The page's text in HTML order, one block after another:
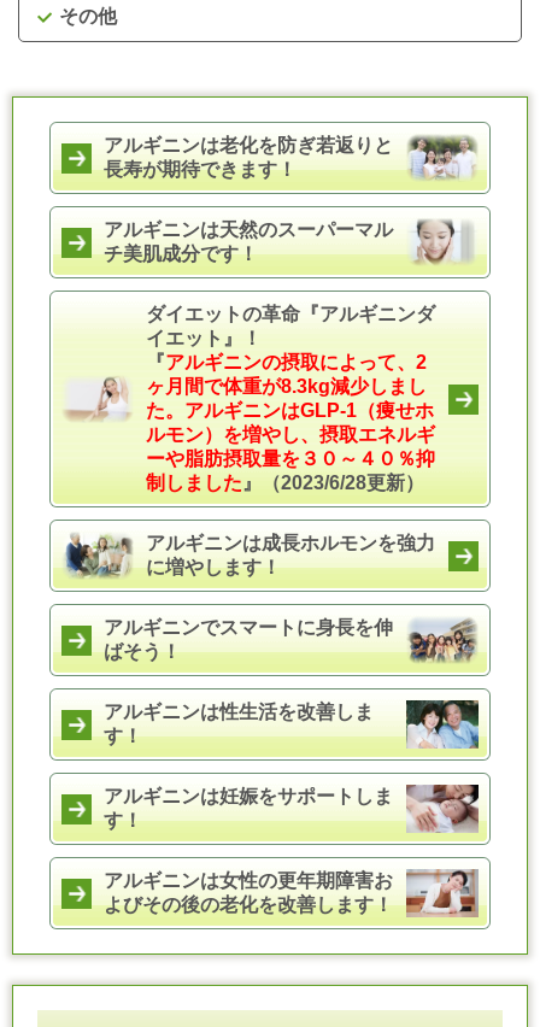
その他
アルギニンは老化を防ぎ若返りと
長寿が期待できます！
アルギニンは天然のスーパーマル
チ美肌成分です！
ダイエットの革命『アルギニンダ
イエット』！
『アルギニンの摂取によって、2
ヶ月間で体重が8.3kg減少しまし
た。アルギニンはGLP-1（痩せホ
ルモン）を増やし、摂取エネルギ
ーや脂肪摂取量を３０～４０％抑
制しました 』（2023/6/28更新）
アルギニンは成長ホルモンを強力
に増やします！
アルギニンでスマートに身長を伸
ばそう！
アルギニンは性生活を改善しま
す！
アルギニンは妊娠をサポートしま
す！
アルギニンは女性の更年期障害お
よびその後の老化を改善します！